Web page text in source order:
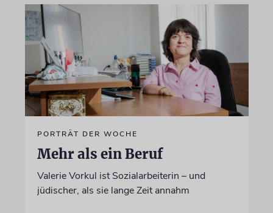
PORTRÄT DER WOCHE
Mehr als ein Beruf
Valerie Vorkul ist Sozialarbeiterin – und
jüdischer, als sie lange Zeit annahm